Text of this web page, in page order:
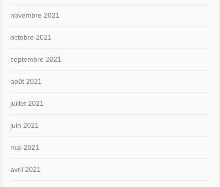
novembre 2021
octobre 2021
septembre 2021
août 2021
juillet 2021
juin 2021
mai 2021
avril 2021